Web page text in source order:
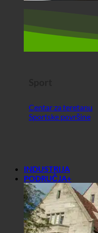
Centar za teretanu
Sportske površine
INDUSTRIJA
PODRUČJA+